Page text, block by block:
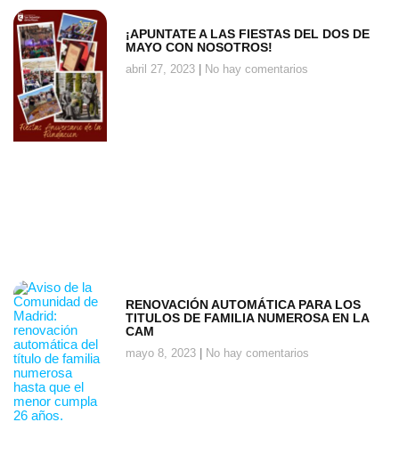
¡APUNTATE A LAS FIESTAS DEL DOS DE
MAYO CON NOSOTROS!
abril 27, 2023 No hay comentarios
RENOVACIÓN AUTOMÁTICA PARA LOS
TITULOS DE FAMILIA NUMEROSA EN LA
CAM
mayo 8, 2023 No hay comentarios